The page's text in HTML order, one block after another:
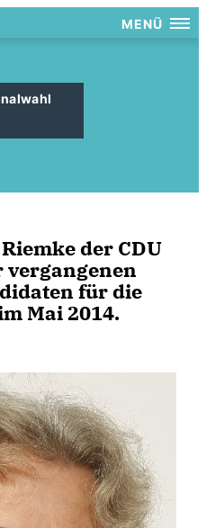
MENÜ
der CDU
für die
Mai 2014.